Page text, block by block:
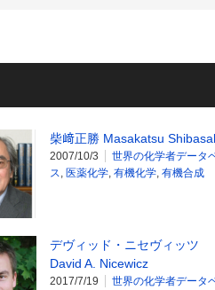
柴﨑正勝 Masakatsu
2007/10/3
世界の化学者データ
ス, 医薬化学, 有機化学, 有機合成
デヴィッド・ニセヴィッツ
David A. Nicewicz
2017/7/19
世界の化学者データ